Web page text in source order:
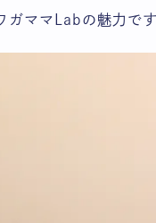
ガママLabの魅力です